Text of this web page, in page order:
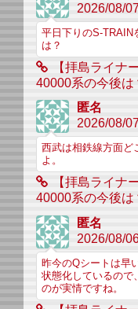
2026/08/
平日下りのS-TRAIN
は？
【拝島ライナ
40000系の今後は
匿名
2026/08/07
西武は相鉄線方面ど
よ。
【拝島ライナ
40000系の今後は
匿名
2026/08/
昨今のQシートは早
状態化しているので
のが実情ですね。